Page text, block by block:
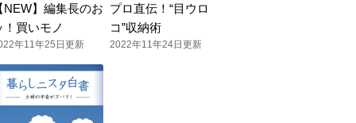
NEW】編集長のお
！買いモノ
年11年25日更新
プロ直伝！“目ウロ
コ”収納術
2022年11年24日更新